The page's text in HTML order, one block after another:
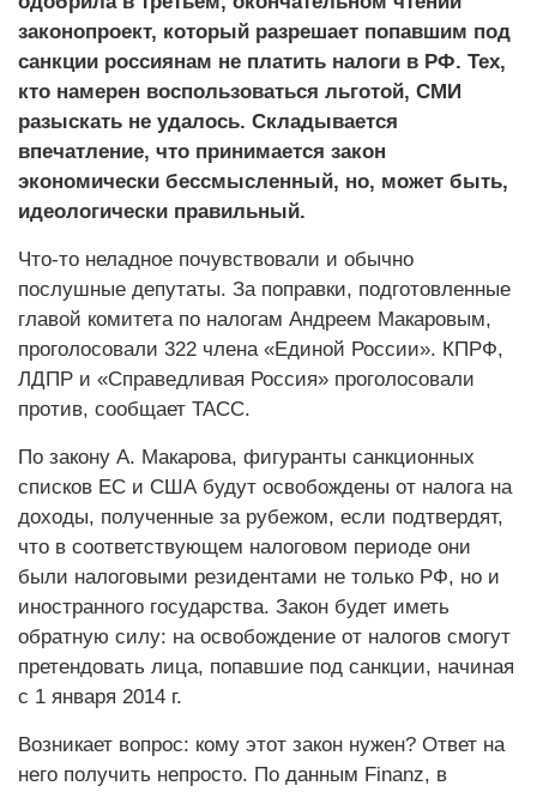
законопроект, который разрешает попавшим под
санкции россиянам не платить налоги в РФ. Тех,
кто намерен воспользоваться льготой, СМИ
разыскать не удалось. Складывается
впечатление, что принимается закон
экономически бессмысленный, но, может быть,
идеологически правильный.
Что-то неладное почувствовали и обычно
послушные депутаты. За поправки, подготовленные
главой комитета по налогам Андреем Макаровым,
проголосовали 322 члена «Единой России». КПРФ,
ЛДПР и «Справедливая Россия» проголосовали
против, сообщает ТАСС.
По закону А. Макарова, фигуранты санкционных
списков ЕС и США будут освобождены от налога на
доходы, полученные за рубежом, если подтвердят,
что в соответствующем налоговом периоде они
были налоговыми резидентами не только РФ, но и
иностранного государства. Закон будет иметь
обратную силу: на освобождение от налогов смогут
претендовать лица, попавшие под санкции, начиная
с 1 января 2014 г.
Возникает вопрос: кому этот закон нужен? Ответ на
него получить непросто. По данным Finanz, в